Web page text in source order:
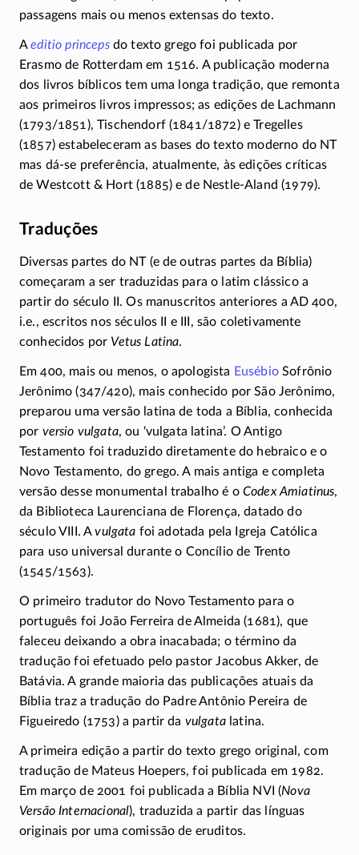
passagens mais ou menos extensas do texto.
Aeditio princepsdo texto grego foi publicada por
Erasmo de Rotterdam em 1516. A publicação moderna
dos livros bíblicos tem uma longa tradição, que remonta
aos primeiros livros impressos; as edições de Lachmann
(1793/1851), Tischendorf (1841/1872) e Tregelles
(1857) estabeleceram as bases do texto moderno do NT
mas dá-se preferência, atualmente, às edições críticas
de Westcott & Hort (1885) e de Nestle-Aland (1979).
Traduções
Diversas partes do NT (e de outras partes da Bíblia)
começaram a ser traduzidas para o latim clássico a
partir do século II. Os manuscritos anteriores a AD 400,
i.e., escritos nos séculos II e III, são coletivamente
conhecidos por Vetus Latina.
Em 400, mais ou menos, o apologista EusébioSofrônio
Jerônimo(347/420), mais conhecido por São Jerônimo,
preparou uma versão latina de toda a Bíblia, conhecida
por versio vulgata, ou ‘vulgata latina’. O Antigo
Testamento foi traduzido diretamente do hebraico e o
Novo Testamento, do grego. A mais antiga e completa
versão desse monumental trabalho é o Codex Amiatinus,
da Biblioteca Laurenciana de Florença, datado do
século VIII. Avulgata foi adotada pela Igreja Católica
para uso universal durante o Concílio de Trento
(1545/1563).
O primeiro tradutor do Novo Testamento para o
português foi João Ferreira de Almeida (1681), que
faleceu deixando a obra inacabada; o término da
tradução foi efetuado pelo pastor Jacobus Akker, de
Batávia. A grande maioria das publicações atuais da
Bíblia traz a tradução do Padre Antônio Pereira de
Figueiredo (1753) a partir da vulgatalatina.
A primeira edição a partir do texto grego original, com
tradução de Mateus Hoepers, foi publicada em 1982.
Em março de 2001 foi publicada a Bíblia NVI (Nova
Versão Internacional), traduzida a partir das línguas
originais por uma comissão de eruditos.